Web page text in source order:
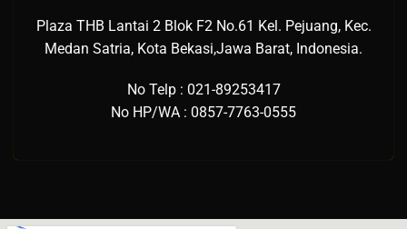
Plaza THB Lantai 2 Blok F2 No.61 Kel. Pejuang, Kec.
Medan Satria, Kota Bekasi,Jawa Barat, Indonesia.
No Telp : 021-89253417
No HP/WA : 0857-7763-0555